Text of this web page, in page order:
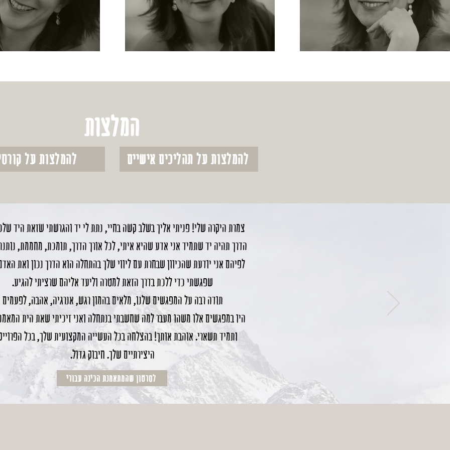
המלצות
להמלצות על להמלצות על תהליכים אישיים
צמרת היקרה שלי! פניתי אליך בשלב קשה בחיי, נתת לי יד והגרשתי שזאת היד
הדרך תהיה יד שתמיד אני אדע שהיא איתי, לכל אורך הדרך, תומכת, מחממת,
לפיהם אני יודעת שהכיוון שבחרת עם ליווי שלך בהתחלה הוא הדרך נכון ואת
שפגשתי כדי ללכת בדרך הזאת למטרה וליעד אליהם שרציתי להגיע.
תודה רבה על המפגשים שלנו, מלאים בהמון רגש, אנרגיה, אהבה,
היו במפגשים אלו משהו מעבר למה שחשבתי בנתחלה ואני זיכיתי שאת הית
ותמיד תשארי. אוהבת אותך! בהצלחה בכל העשייה המקצועית שלך, בכל
היצירתיים שלך. חיבוק גדול.
לסרטון שהמתאמנת הכינה עבורי